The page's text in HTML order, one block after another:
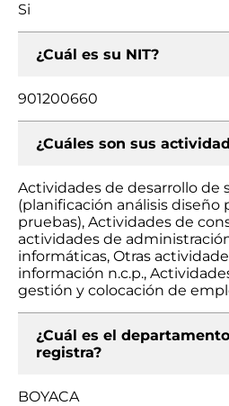
Si
¿Cuál es su NIT?
901200660
¿Cuáles son sus
Actividades de desarrollo de
(planificación análisis diseño
pruebas), Actividades de
actividades de
informáticas, Otras
información n.c.p.,
gestión y colocación de
¿Cuál es el
registra?
BOYACA